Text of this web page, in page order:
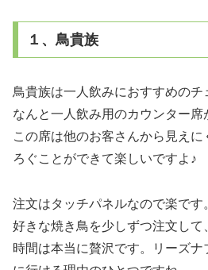
１、鳥貴族
鳥貴族は一人飲みにおすすめのチ
なんと一人飲み用のカウンター席
この席は他のお客さんから見え
ろぐことができて楽しいですよ♪
注文はタッチパネルなので楽です
好きな焼き鳥を少しずつ注文して
時間は本当に贅沢です。リーズ